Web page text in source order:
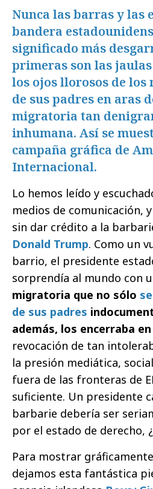
Nunca las barras y las
bandera
significado más
primeras son las
los ojos llorosos de los
de sus padres en aras
migratoria tan
inhumana. Así se
campaña gráfica de
Internacional.
Lo hemos leído y
medios de comunicación,
sin dar crédito a la
Donald Trump. Como un
barrio, el presidente
sorprendía al mundo con
migratoria que no sólo
de sus padres
además, los encerraba
revocación de tan
la presión mediática,
fuera de las fronteras de
suficiente. Un presidente
barbarie debería ser
por el estado de derecho,
Para mostrar
dejamos esta fantástica